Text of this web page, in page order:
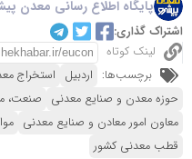
پایگاه اطلاع رسانی معدن
اشتراک گذاری:
لینک کوتاه
برچسب‌ها: اردبیل استخراج
حوزه معدن و صنایع معدنی صنعت،
معاون امور معادن و صنایع معدنی
قطب معدنی کشور